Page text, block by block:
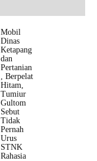
Mobil
Dinas
Ketapang
dan
Pertanian
, Berpelat
Hitam,
Tumiur
Gultom
Sebut
Tidak
Pernah
Urus
STNK
Rahasia